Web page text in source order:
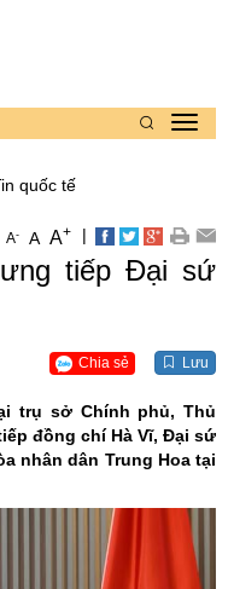
quốc tế
A- A A+ |
tiếp Đại sứ
Chia sẻ Lưu
trụ sở Chính phủ, Thủ
đồng chí Hà Vĩ, Đại sứ
nhân dân Trung Hoa tại